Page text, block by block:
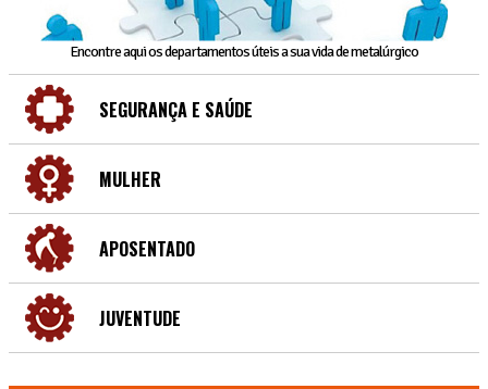
Encontre aqui os departamentos úteis a sua vida de metalúrgico
SEGURANÇA E SAÚDE
MULHER
APOSENTADO
JUVENTUDE